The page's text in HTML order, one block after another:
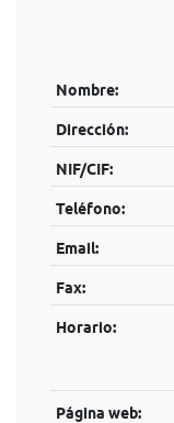
Nombre:
Dirección:
NIF/CIF:
Teléfono:
Email:
Fax:
Horario:
Página web: